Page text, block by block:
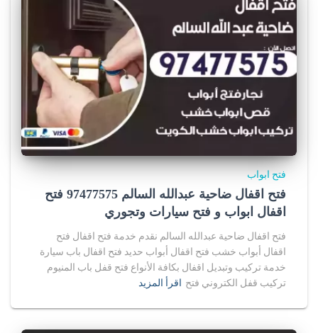
فتح ابواب
فتح اقفال ضاحية عبدالله السالم 97477575 فتح
اقفال ابواب و فتح سيارات وتجوري
فتح اقفال ضاحية عبدالله السالم نقدم خدمة فتح اقفال فتح
اقفال أبواب خشب فتح اقفال أبواب حديد فتح اقفال باب سيارة
خدمة تركيب وتبديل اقفال بكافة الأنواع فتح قفل باب المنيوم
تركيب قفل الكتروني فتح اقرأ المزيد